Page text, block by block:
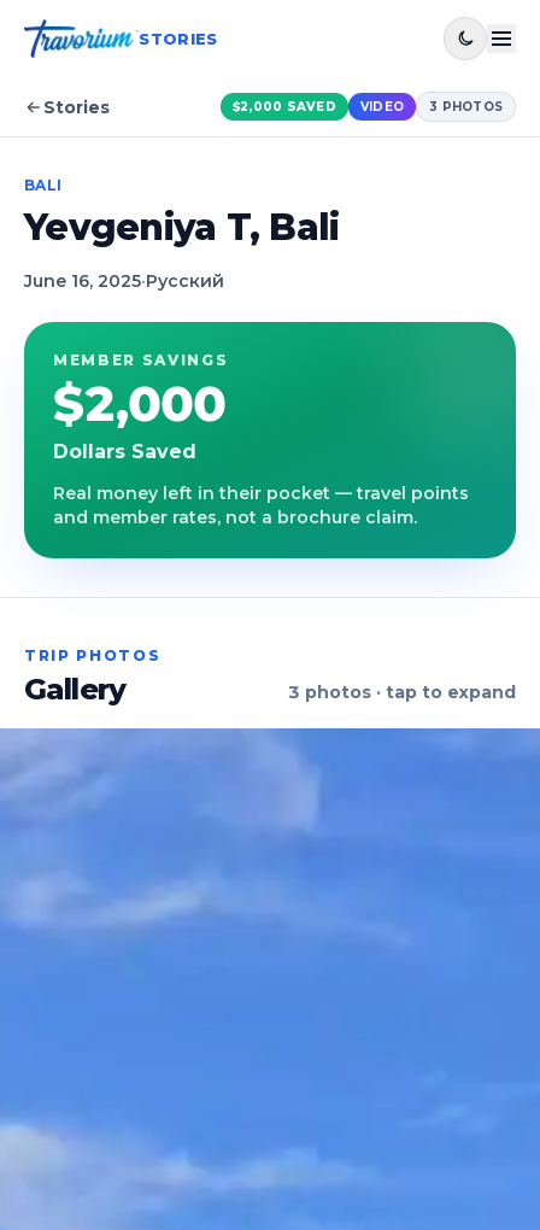
STORIES
Stories $2,000 SAVED VIDEO 3 PHOTOS
BALI
Yevgeniya T, Bali
June 16, 2025·Русский
MEMBER SAVINGS
$2,000
Dollars Saved
Real money left in their pocket — travel points
and member rates, not a brochure claim.
TRIP PHOTOS
Gallery 3 photos · tap to expand